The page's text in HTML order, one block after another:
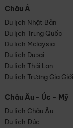
Châu Á
Du lịch Nhật Bản
Du lịch Trung Quốc
Du lịch Malaysia
Du lịch Dubai
Du lịch Thái Lan
Du lịch Trương Gia Giới
Châu Âu - Úc - Mỹ
Du lịch Châu Âu
Du lịch Đức